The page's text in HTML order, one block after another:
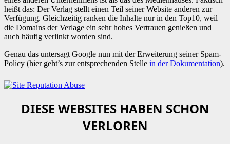
heißt das: Der Verlag stellt einen Teil seiner Website anderen zur
Verfügung. Gleichzeitig ranken die Inhalte nur in den Top10, weil
die Domains der Verlage ein sehr hohes Vertrauen genießen und
auch häufig verlinkt worden sind.
Genau das untersagt Google nun mit der Erweiterung seiner Spam-
Policy (hier geht’s zur entsprechenden Stelle in der Dokumentation).
DIESE WEBSITES HABEN SCHON
VERLOREN